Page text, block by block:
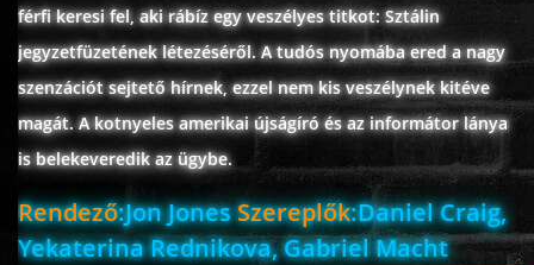
KATASZTRÓFA
CSALÁDI
WESTERN
TÖRTÉNELMI
férfi keresi fel, aki rábíz egy veszélyes titkot: Sztálin
jegyzetfüzetének létezéséről. A tudós nyomába ered a nagy
szenzációt sejtető hírnek, ezzel nem kis veszélynek kitéve
magát. A kotnyeles amerikai újságíró és az informátor lánya
is belekeveredik az ügybe.
Rendező:Jon JonesSzereplők:Daniel Craig,
Yekaterina Rednikova, Gabriel Macht